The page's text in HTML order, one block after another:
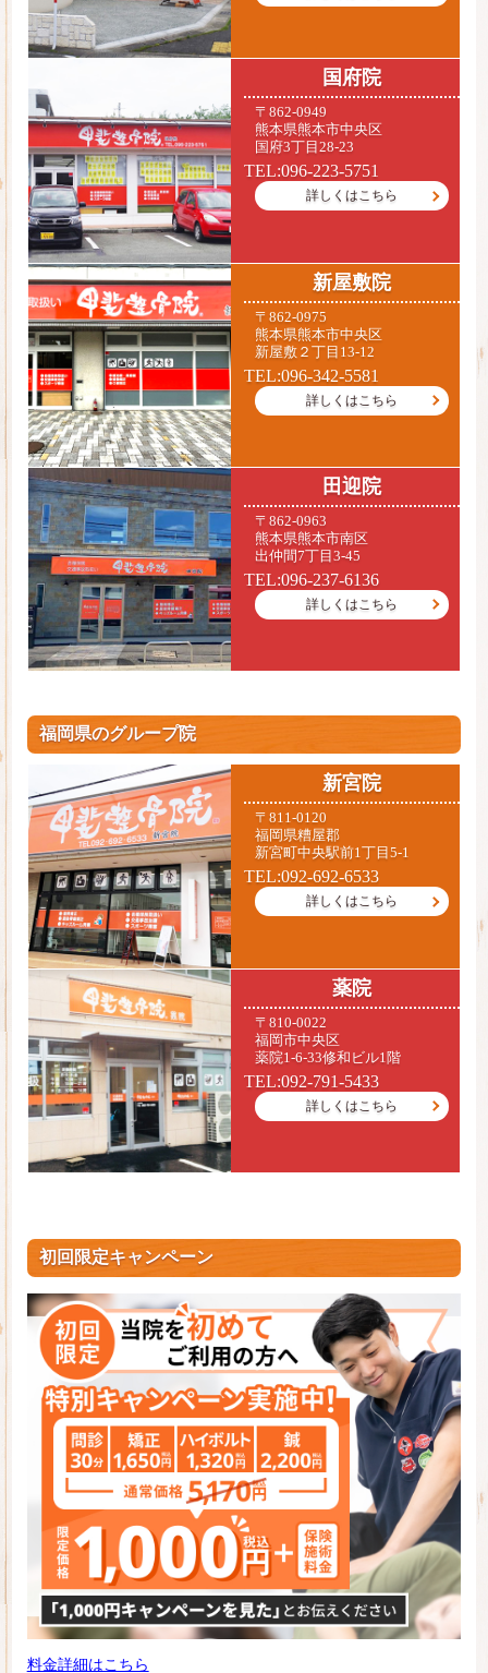
国府院
〒862-0949
熊本県熊本市中央区
国府3丁目28-23
TEL:096-223-5751
詳しくはこちら
新屋敷院
〒862-0975
熊本県熊本市中央区
新屋敷２丁目13-12
TEL:096-342-5581
詳しくはこちら
田迎院
〒862-0963
熊本県熊本市南区
出仲間7丁目3-45
TEL:096-237-6136
詳しくはこちら
福岡県のグループ院
新宮院
〒811-0120
福岡県糟屋郡
新宮町中央駅前1丁目5-1
TEL:092-692-6533
詳しくはこちら
薬院
〒810-0022
福岡市中央区
薬院1-6-33修和ビル1階
TEL:092-791-5433
詳しくはこちら
初回限定キャンペーン
料金詳細はこちら